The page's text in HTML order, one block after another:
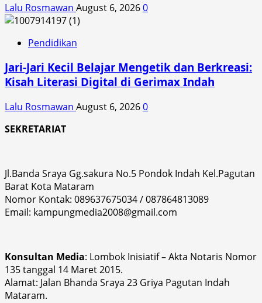
Lalu Rosmawan August 6, 20260
Pendidikan
Jari-Jari Kecil Belajar Mengetik dan Berkreasi:
Kisah Literasi Digital di Gerimax Indah
Lalu Rosmawan August 6, 20260
SEKRETARIAT
Jl.Banda Sraya Gg.sakura No.5 Pondok Indah Kel.Pagutan
Barat Kota Mataram
Nomor Kontak: 089637675034 / 087864813089
Email: kampungmedia2008@gmail.com
Konsultan Media: Lombok Inisiatif – Akta Notaris Nomor
135 tanggal 14 Maret 2015.
Alamat: Jalan Bhanda Sraya 23 Griya Pagutan Indah
Mataram.